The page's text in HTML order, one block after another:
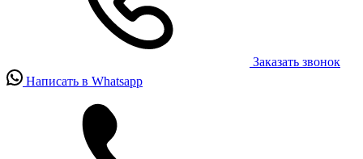
Заказать звонок
Написать в Whatsapp